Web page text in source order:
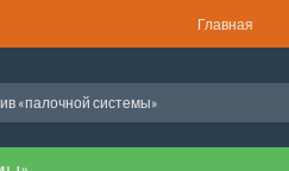
Главная
«палочной системы»